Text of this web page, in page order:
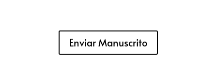
Enviar Manuscrito